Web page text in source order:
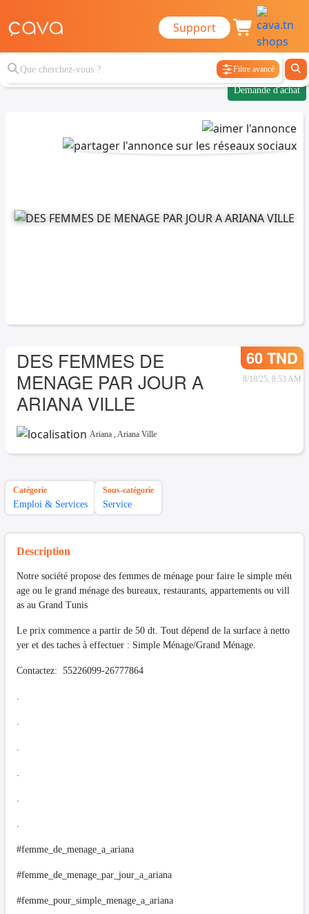
Support
Filtre avancé
Demande d'achat
DES FEMMES DE
MENAGE PAR JOUR A
ARIANA VILLE
60 TND
8/18/25, 8:53 AM
Ariana , Ariana Ville
Catégorie
Emploi & Services
Sous-catégorie
Service
Description
Notre société propose des femmes de ménage pour faire le simple mén
age ou le grand ménage des bureaux, restaurants, appartements ou vill
as au Grand Tunis
Le prix commence a partir de 50 dt. Tout dépend de la surface à netto
yer et des taches à effectuer : Simple Ménage/Grand Ménage.
Contactez: 55226099-26777864
#femme_de_menage_a_ariana
#femme_de_menage_par_jour_a_ariana
#femme_pour_simple_menage_a_ariana